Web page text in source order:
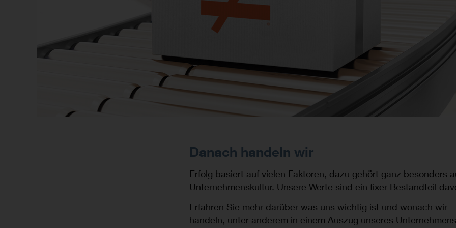
Danach handeln wir
Erfolg basiert auf vielen Faktoren, dazu gehört ganz besonders
Unternehmenskultur. Unsere Werte sind ein fixer Bestandteil
Erfahren Sie mehr darüber was uns wichtig ist und wonach wir
handeln, unter anderem in einem Auszug unseres